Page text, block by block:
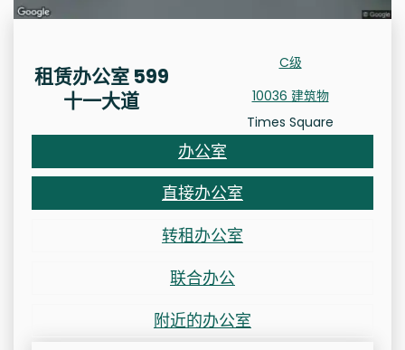
租赁办公室 599
十一大道
C级
10036 建筑物
Times Square
办公室
直接办公室
转租办公室
联合办公
附近的办公室